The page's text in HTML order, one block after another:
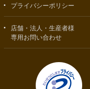
プライバシーポリシー
店舗・法人・生産者様
専用お問い合わせ